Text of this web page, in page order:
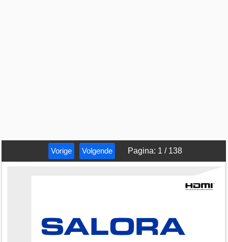
Vorige Volgende Pagina: 1 / 138